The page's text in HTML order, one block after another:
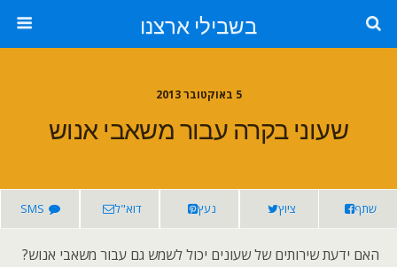
בשבילי ארצנו
5 באוקטובר 2013
שעוני בקרה עבור משאבי אנוש
שתף ציוץ נעץ דוא"ל SMS
האם ידעת שירותים של שעונים יכול לשמש גם עבור משאבי אנוש?